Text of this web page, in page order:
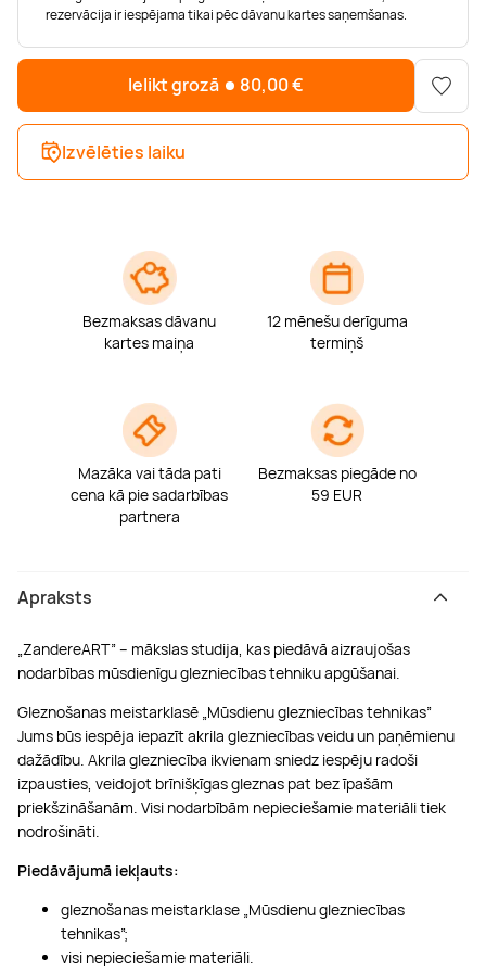
Boulderings
Kērlings
Citas ūdens izklaides
Vindsērfings
Mūzikas nodarbības
Deju nodarbības
Tetovēšanas salons
Deguna un Nabas pīrsings
rezervācija ir iespējama tikai pēc dāvanu kartes saņemšanas.
Ielikt grozā 80,00€
Izvēlēties laiku
Bezmaksas dāvanu
kartes maiņa
12 mēnešu derīguma
termiņš
Mazāka vai tāda pati
cena kā pie sadarbības
partnera
Bezmaksas piegāde no
59 EUR
Apraksts
„ZandereART” – mākslas studija, kas piedāvā aizraujošas
nodarbības mūsdienīgu glezniecības tehniku apgūšanai.
Gleznošanas meistarklasē „Mūsdienu glezniecības tehnikas”
Jums būs iespēja iepazīt akrila glezniecības veidu un paņēmienu
dažādību. Akrila glezniecība ikvienam sniedz iespēju radoši
izpausties, veidojot brīnišķīgas gleznas pat bez īpašām
priekšzināšanām. Visi nodarbībām nepieciešamie materiāli tiek
nodrošināti.
Piedāvājumā iekļauts:
gleznošanas meistarklase „Mūsdienu glezniecības
tehnikas”;
visi nepieciešamie materiāli.